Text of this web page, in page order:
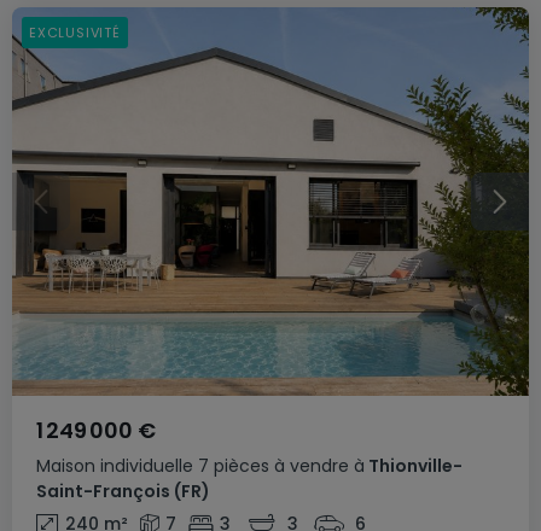
Maison individuelle 7 pièces à vendre à Thionville-
Saint-François (FR)
1 249 000 €
240 m² 7 3 3 6
EXCLUSIVITÉ